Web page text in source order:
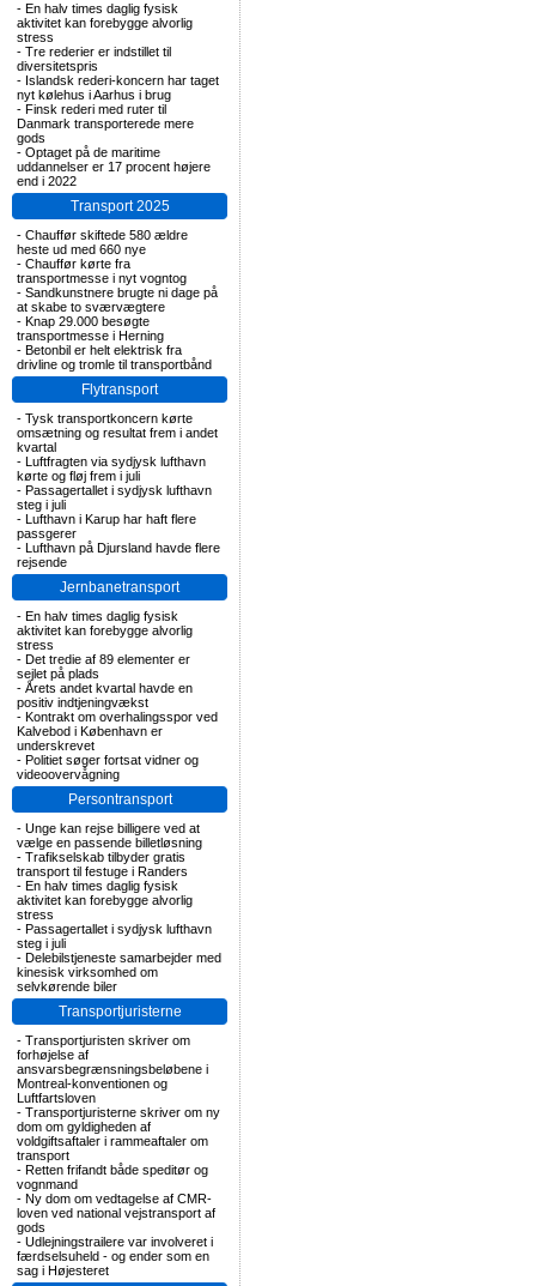
- En halv times daglig fysisk
aktivitet kan forebygge alvorlig
stress
- Tre rederier er indstillet til
diversitetspris
- Islandsk rederi-koncern har taget
nyt kølehus i Aarhus i brug
- Finsk rederi med ruter til
Danmark transporterede mere
gods
- Optaget på de maritime
uddannelser er 17 procent højere
end i 2022
Transport 2025
- Chauffør skiftede 580 ældre
heste ud med 660 nye
- Chauffør kørte fra
transportmesse i nyt vogntog
- Sandkunstnere brugte ni dage på
at skabe to sværvægtere
- Knap 29.000 besøgte
transportmesse i Herning
- Betonbil er helt elektrisk fra
drivline og tromle til transportbånd
Flytransport
- Tysk transportkoncern kørte
omsætning og resultat frem i andet
kvartal
- Luftfragten via sydjysk lufthavn
kørte og fløj frem i juli
- Passagertallet i sydjysk lufthavn
steg i juli
- Lufthavn i Karup har haft flere
passgerer
- Lufthavn på Djursland havde flere
rejsende
Jernbanetransport
- En halv times daglig fysisk
aktivitet kan forebygge alvorlig
stress
- Det tredie af 89 elementer er
sejlet på plads
- Årets andet kvartal havde en
positiv indtjeningvækst
- Kontrakt om overhalingsspor ved
Kalvebod i København er
underskrevet
- Politiet søger fortsat vidner og
videoovervågning
Persontransport
- Unge kan rejse billigere ved at
vælge en passende billetløsning
- Trafikselskab tilbyder gratis
transport til festuge i Randers
- En halv times daglig fysisk
aktivitet kan forebygge alvorlig
stress
- Passagertallet i sydjysk lufthavn
steg i juli
- Delebilstjeneste samarbejder med
kinesisk virksomhed om
selvkørende biler
Transportjuristerne
- Transportjuristen skriver om
forhøjelse af
ansvarsbegrænsningsbeløbene i
Montreal-konventionen og
Luftfartsloven
- Transportjuristerne skriver om ny
dom om gyldigheden af
voldgiftsaftaler i rammeaftaler om
transport
- Retten frifandt både speditør og
vognmand
- Ny dom om vedtagelse af CMR-
loven ved national vejstransport af
gods
- Udlejningstrailere var involveret i
færdselsuheld - og ender som en
sag i Højesteret